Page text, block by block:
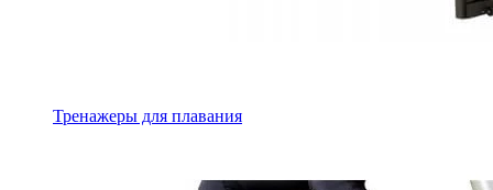
Тренажеры для плавания